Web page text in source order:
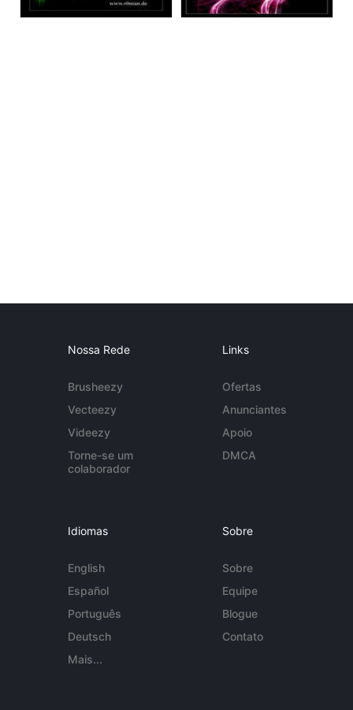
Nossa Rede
Brusheezy
Vecteezy
Videezy
Torne-se um
colaborador
Links
Ofertas
Anunciantes
Apoio
DMCA
Idiomas
English
Español
Português
Deutsch
Mais...
Sobre
Sobre
Equipe
Blogue
Contato